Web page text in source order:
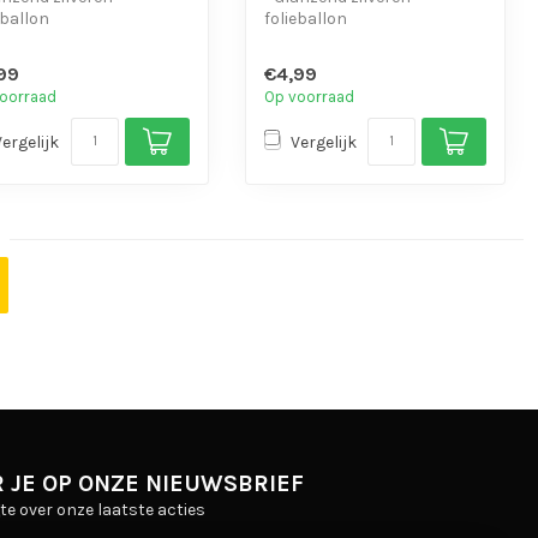
oogjes o...
folieballon
- Met oogjes o...
€4,99
Op voorraad
Vergelijk
JE OP ONZE NIEUWSBRIEF
over onze laatste acties